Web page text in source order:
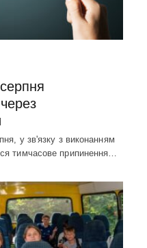
у зв'язку з виконанням
тимчасове припинення…